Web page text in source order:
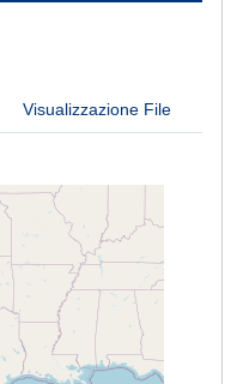
Visualizzazione File